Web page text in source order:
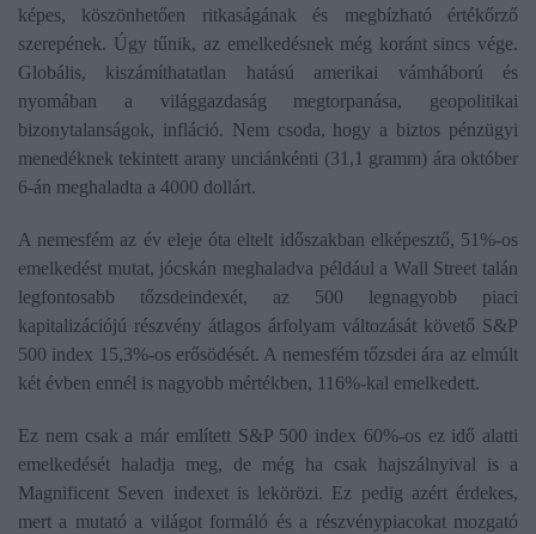
képes, köszönhetően ritkaságának és megbízható értékőrző
szerepének. Úgy tűnik, az emelkedésnek még koránt sincs vége.
Globális, kiszámíthatatlan hatású amerikai vámháború és
nyomában a világgazdaság megtorpanása, geopolitikai
bizonytalanságok, infláció. Nem csoda, hogy a biztos pénzügyi
menedéknek tekintett arany unciánkénti (31,1 gramm) ára október
6-án meghaladta a 4000 dollárt.
A nemesfém az év eleje óta eltelt időszakban elképesztő, 51%-os
emelkedést mutat, jócskán meghaladva például a Wall Street talán
legfontosabb tőzsdeindexét, az 500 legnagyobb piaci
kapitalizációjú részvény átlagos árfolyam változását követő S&P
500 index 15,3%-os erősödését. A nemesfém tőzsdei ára az elmúlt
két évben ennél is nagyobb mértékben, 116%-kal emelkedett.
Ez nem csak a már említett S&P 500 index 60%-os ez idő alatti
emelkedését haladja meg, de még ha csak hajszálnyival is a
Magnificent Seven indexet is lekörözi. Ez pedig azért érdekes,
mert a mutató a világot formáló és a részvénypiacokat mozgató